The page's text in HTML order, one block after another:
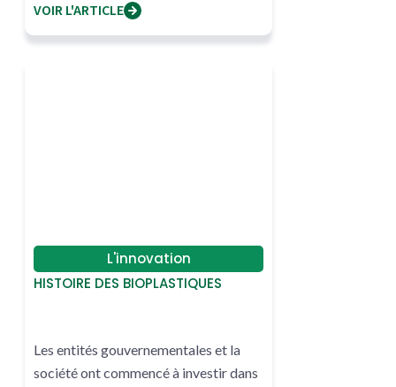
VOIR L'ARTICLE
L'innovation
HISTOIRE DES BIOPLASTIQUES
Les entités gouvernementales et la
société ont commencé à investir dans